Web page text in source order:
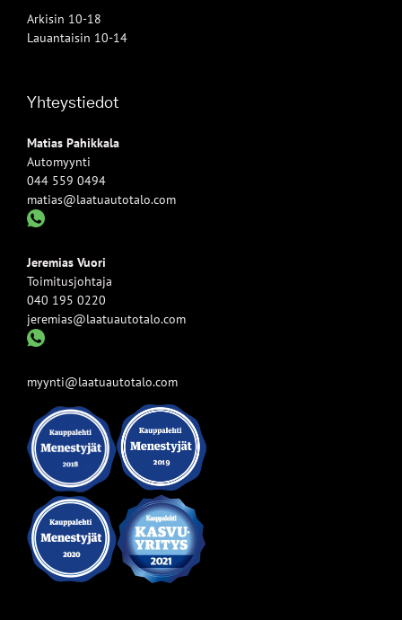
Arkisin 10-18
Lauantaisin 10-14
Yhteystiedot
Matias Pahikkala
Automyynti
044 559 0494
matias@laatuautotalo.com
Jeremias Vuori
Toimitusjohtaja
040 195 0220
jeremias@laatuautotalo.com
myynti@laatuautotalo.com